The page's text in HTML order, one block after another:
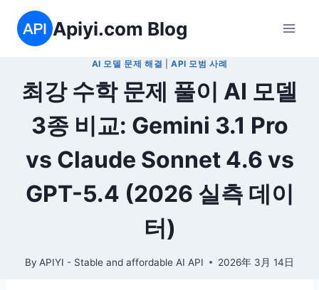
content
Apiyi.com Blog
AI 모델 문제 해결 API 모범 사례
최강 수학 문제 풀이 AI 모델
3종 비교: Gemini 3.1 Pro
vs Claude Sonnet 4.6 vs
GPT-5.4 (2026 실측 데이
터)
By APIYI - Stable and affordable AI API 2026年 3月 14日